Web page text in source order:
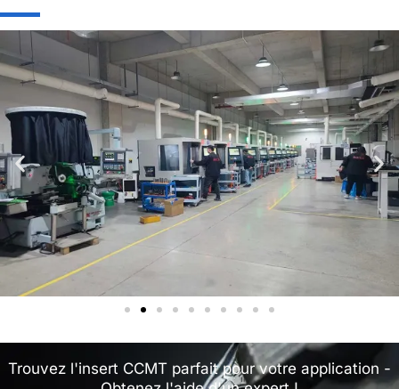
Trouvez l'insert CCMT parfait pour votre application -